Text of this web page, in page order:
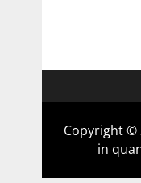
Copyright ©
in